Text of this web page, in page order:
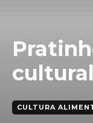
CULTURA